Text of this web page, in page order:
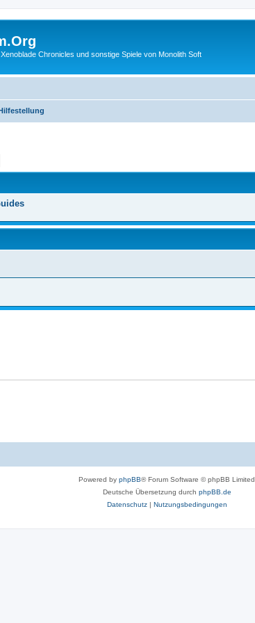
Chronicles und sonstige Spiele von Monolith Soft
Powered by phpBB® Forum Software © phpBB Limited
Deutsche Übersetzung durch phpBB.de
Datenschutz| Nutzungsbedingungen